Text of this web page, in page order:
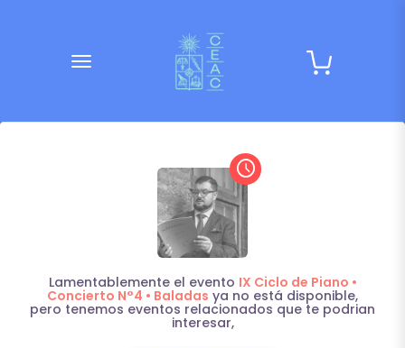
desplegar navegación
access_time
Lamentablemente el evento IX Ciclo de Piano •
Concierto N°4 • Baladas ya no está disponible,
pero tenemos eventos relacionados que te podrian
interesar,